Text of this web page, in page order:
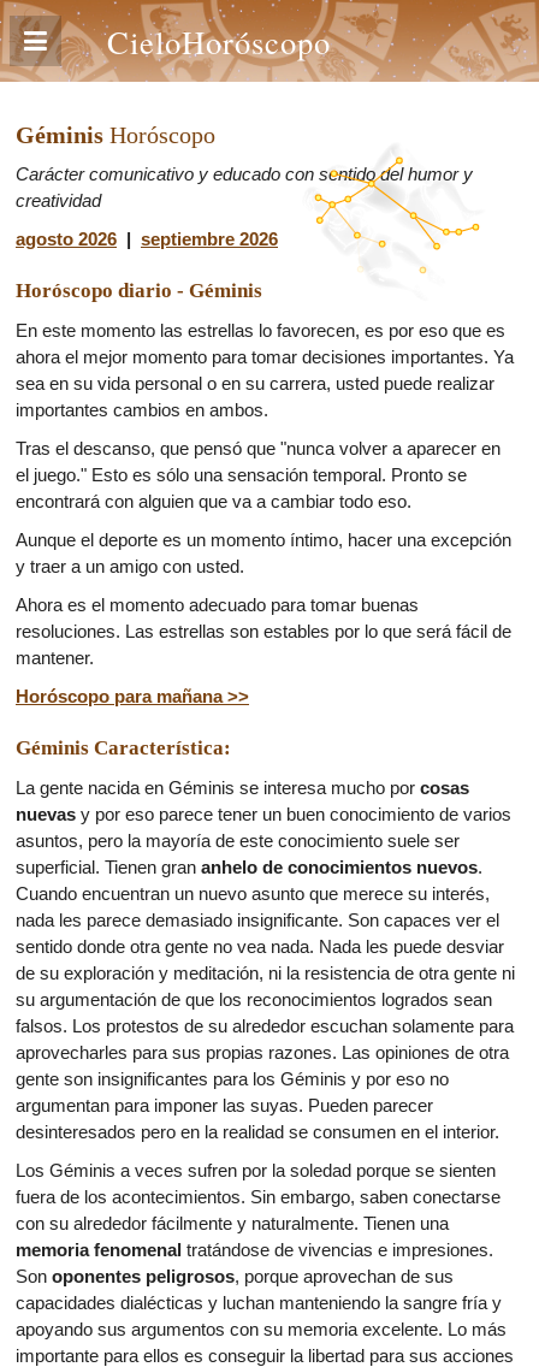
CieloHoróscopo
Géminis Horóscopo
Carácter comunicativo y educado con sentido del humor y
creatividad
agosto 2026 | septiembre 2026
Horóscopo diario - Géminis
En este momento las estrellas lo favorecen, es por eso que es
ahora el mejor momento para tomar decisiones importantes. Ya
sea en su vida personal o en su carrera, usted puede realizar
importantes cambios en ambos.
Tras el descanso, que pensó que "nunca volver a aparecer en
el juego." Esto es sólo una sensación temporal. Pronto se
encontrará con alguien que va a cambiar todo eso.
Aunque el deporte es un momento íntimo, hacer una excepción
y traer a un amigo con usted.
Ahora es el momento adecuado para tomar buenas
resoluciones. Las estrellas son estables por lo que será fácil de
mantener.
Horóscopo para mañana >>
Géminis Característica:
La gente nacida en Géminis se interesa mucho por cosas
nuevas y por eso parece tener un buen conocimiento de varios
asuntos, pero la mayoría de este conocimiento suele ser
superficial. Tienen gran anhelo de conocimientos nuevos.
Cuando encuentran un nuevo asunto que merece su interés,
nada les parece demasiado insignificante. Son capaces ver el
sentido donde otra gente no vea nada. Nada les puede desviar
de su exploración y meditación, ni la resistencia de otra gente ni
su argumentación de que los reconocimientos logrados sean
falsos. Los protestos de su alrededor escuchan solamente para
aprovecharles para sus propias razones. Las opiniones de otra
gente son insignificantes para los Géminis y por eso no
argumentan para imponer las suyas. Pueden parecer
desinteresados pero en la realidad se consumen en el interior.
Los Géminis a veces sufren por la soledad porque se sienten
fuera de los acontecimientos. Sin embargo, saben conectarse
con su alrededor fácilmente y naturalmente. Tienen una
memoria fenomenal tratándose de vivencias e impresiones.
Son oponentes peligrosos, porque aprovechan de sus
capacidades dialécticas y luchan manteniendo la sangre fría y
apoyando sus argumentos con su memoria excelente. Lo más
importante para ellos es conseguir la libertad para sus acciones